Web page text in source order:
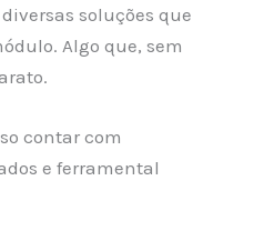
soluções que
Algo que, sem
contar com
e ferramental